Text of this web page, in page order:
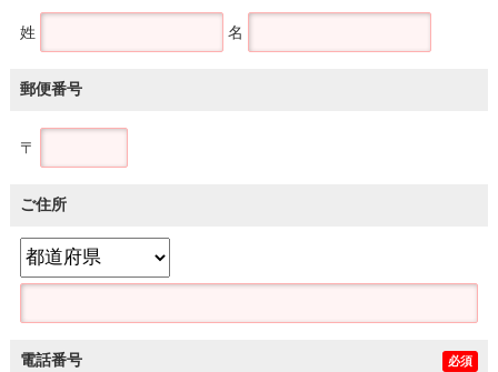
姓 名
郵便番号
〒
ご住所
電話番号 必須